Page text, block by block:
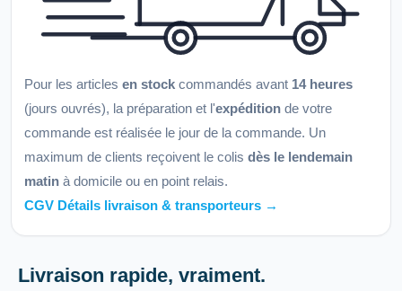
Pour les articles en stock commandés avant 14 heures
(jours ouvrés), la préparation et l'expédition de votre
commande est réalisée le jour de la commande. Un
maximum de clients reçoivent le colis dès le lendemain
matin à domicile ou en point relais.
CGV Détails livraison & transporteurs →
Livraison rapide, vraiment.